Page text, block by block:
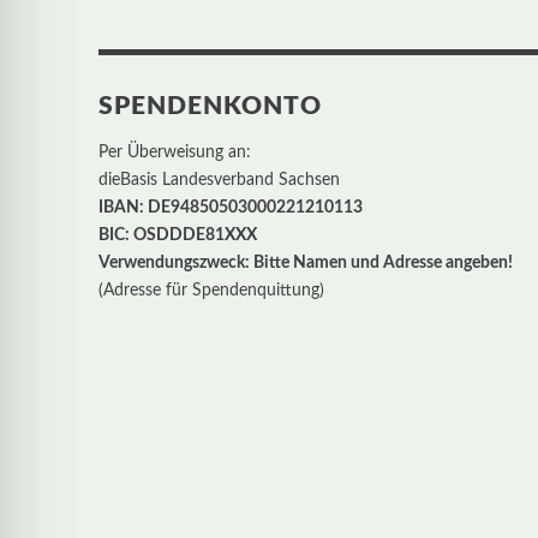
SPENDENKONTO
Per Überweisung an:
dieBasis Landesverband Sachsen
IBAN: DE94850503000221210113
BIC: OSDDDE81XXX
Verwendungszweck: Bitte Namen und Adresse angeben!
(Adresse für Spendenquittung)